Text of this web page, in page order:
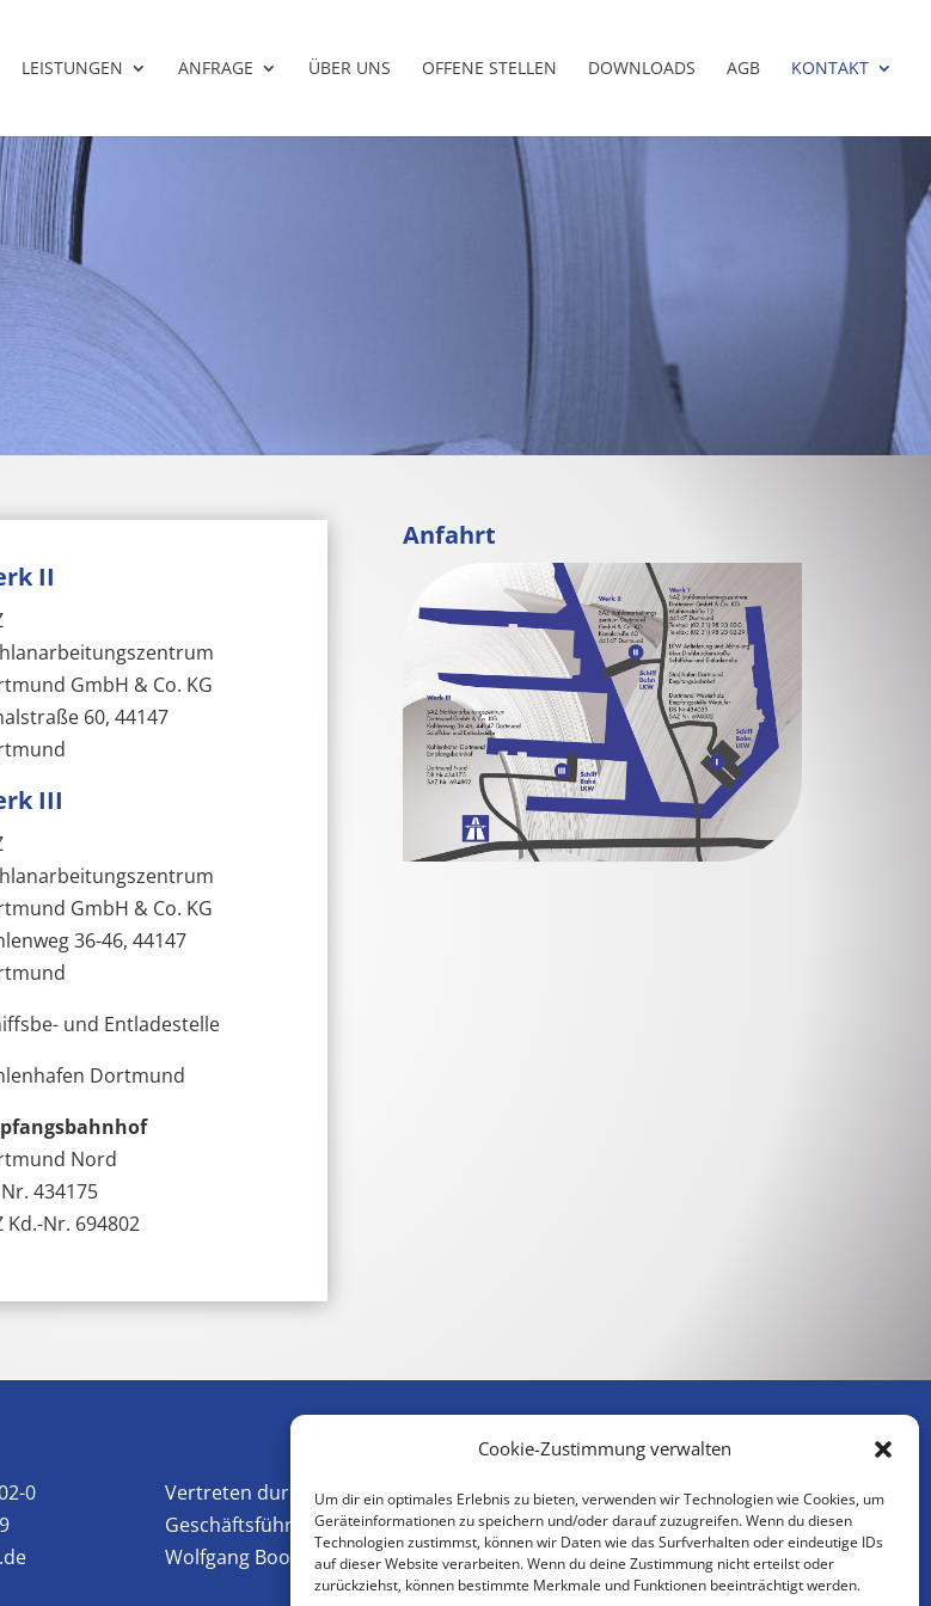
Cookie-Zustimmung verwalten
Um dir ein optimales Erlebnis zu bieten, verwenden wir Technologien wie Cookies, um
Geräteinformationen zu speichern und/oder darauf zuzugreifen. Wenn du diesen
Technologien zustimmst, können wir Daten wie das Surfverhalten oder eindeutige IDs
auf dieser Website verarbeiten. Wenn du deine Zustimmung nicht erteilst oder
zurückziehst, können bestimmte Merkmale und Funktionen beeinträchtigt werden.
LEISTUNGEN ANFRAGE ÜBER UNS OFFENE STELLEN DOWNLOADS AGB KONTAKT
II
GmbH & Co. KG
60, 44147
III
GmbH & Co. KG
36-46, 44147
und Entladestelle
Dortmund
Nord
434175
Kd.-Nr. 694802
Anfahrt
0
Vertreten durch die
Geschäftsführung:
Wolfgang Boos
Handelsregistereintrag:
Amtsgericht Dortmund
HRB 13085
USt.-ID-Nr. DE164880551